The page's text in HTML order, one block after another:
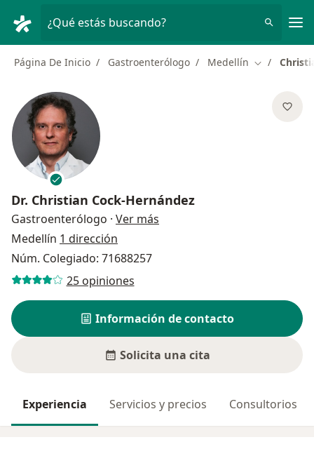
¿Qué estás buscando?
Página De Inicio Gastroenterólogo Medellín Cambiar de
Dr. Christian Cock-Hernández
Gastroenterólogo · Ver más
Medellín 1 dirección
Núm. Colegiado: 71688257
25 opiniones
Información de contacto
Solicita una cita
Experiencia Servicios y precios Consultorios